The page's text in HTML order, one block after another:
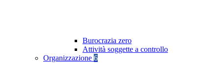
Burocrazia zero
Attività soggette a controllo
Organizzazione 6